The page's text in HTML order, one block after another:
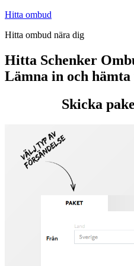
Hoppa
innehåll
Hitta ombud
Hitta ombud nära dig
Hitta Schenker
Lämna in och hämta
Skicka